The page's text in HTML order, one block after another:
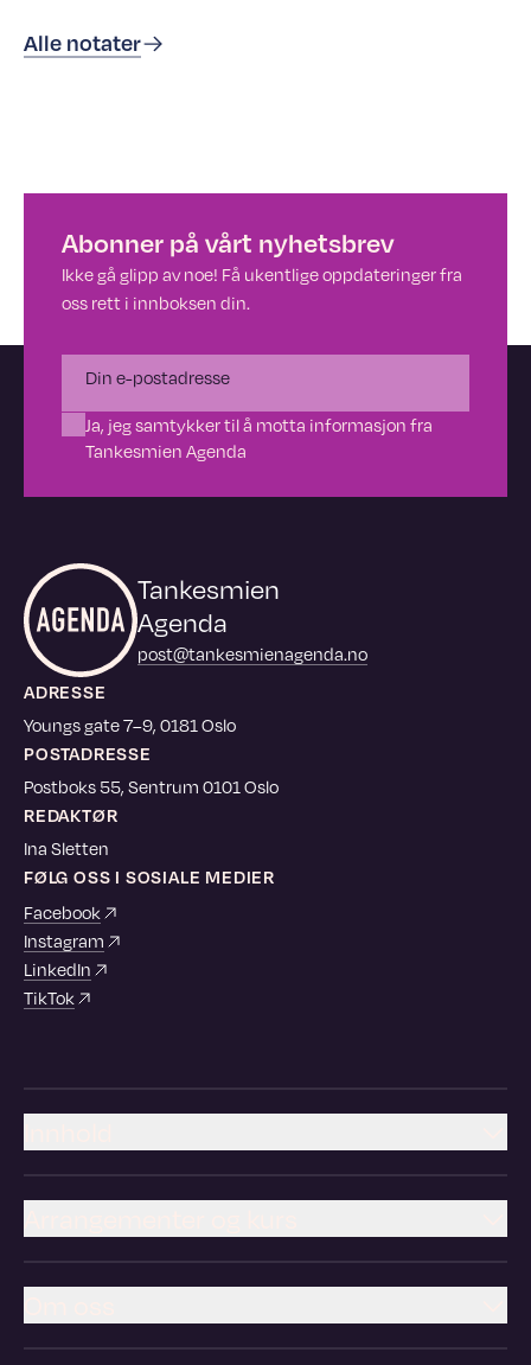
Alle notater
Abonner på vårt nyhetsbrev
Ikke gå glipp av noe! Få ukentlige oppdateringer fra
oss rett i innboksen din.
Ja, jeg samtykker til å motta informasjon fra
Tankesmien Agenda
Tankesmien
Agenda
post@tankesmienagenda.no
ADRESSE
Youngs gate 7–9, 0181 Oslo
POSTADRESSE
Postboks 55, Sentrum 0101 Oslo
REDAKTØR
Ina Sletten
FØLG OSS I SOSIALE MEDIER
Facebook
Instagram
LinkedIn
TikTok